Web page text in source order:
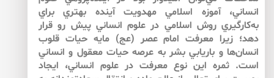
انساني، آموزه اسلامي مهدويت آينده بهتري براي
به‌كارگيري روش اسلامي در علوم انساني پيش‌ رو قرار
دهد؛ زيرا معرفت امام عصر (عج) مايه حيات قلوب
انسان‌ها و باريابي بشر به عرصه حيات معقول و انساني
است. ثمره‌ اين نوع معرفت در علوم انساني، ايجاد